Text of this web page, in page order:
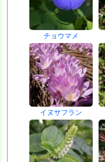
チョウマメ
イヌサフラン